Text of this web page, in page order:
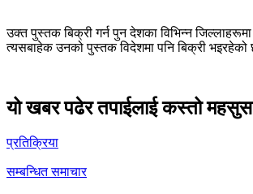
उक्त पुस्तक बिक्री गर्न पुन देशका विभिन्न
त्यसबाहेक उनको पुस्तक विदेशमा पनि बिक्री भइरहेको
यो खबर पढेर तपाईलाई कस्तो
प्रतिक्रिया
सम्बन्धित समाचार